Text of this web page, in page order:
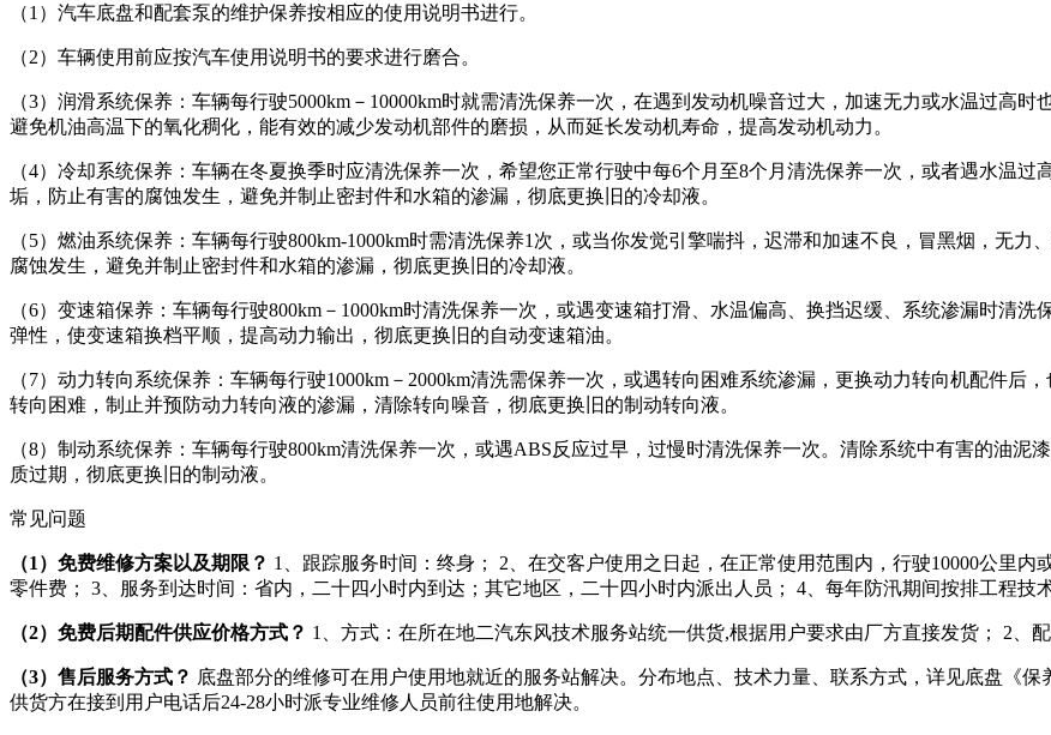
（1）汽车底盘和配套泵的维护保养按相应的使用说明书进行。
（2）车辆使用前应按汽车使用说明书的要求进行磨合。
（3）润滑系统保养：车辆每行驶5000km－10000km时就需清洗保养一次，在遇到发动机噪音过大，加速无力或水温过高
避免机油高温下的氧化稠化，能有效的减少发动机部件的磨损，从而延长发动机寿命，提高发动机动力。
（4）冷却系统保养：车辆在冬夏换季时应清洗保养一次，希望您正常行驶中每6个月至8个月清洗保养一次，或者遇水温
垢，防止有害的腐蚀发生，避免并制止密封件和水箱的渗漏，彻底更换旧的冷却液。
（5）燃油系统保养：车辆每行驶800km-1000km时需清洗保养1次，或当你发觉引擎喘抖，迟滞和加速不良，冒黑烟，无
腐蚀发生，避免并制止密封件和水箱的渗漏，彻底更换旧的冷却液。
（6）变速箱保养：车辆每行驶800km－1000km时清洗保养一次，或遇变速箱打滑、水温偏高、换挡迟缓、系统渗漏时清
弹性，使变速箱换档平顺，提高动力输出，彻底更换旧的自动变速箱油。
（7）动力转向系统保养：车辆每行驶1000km－2000km清洗需保养一次，或遇转向困难系统渗漏，更换动力转向机配件
转向困难，制止并预防动力转向液的渗漏，清除转向噪音，彻底更换旧的制动转向液。
（8）制动系统保养：车辆每行驶800km清洗保养一次，或遇ABS反应过早，过慢时清洗保养一次。清除系统中有害的油
质过期，彻底更换旧的制动液。
常见问题
（1）免费维修方案以及期限？ 1、跟踪服务时间：终身； 2、在交客户使用之日起，在正常使用范围内，行驶10000公里
零件费； 3、服务到达时间：省内，二十四小时内到达；其它地区，二十四小时内派出人员； 4、每年防汛期间按排工程技
（2）免费后期配件供应价格方式？ 1、方式：在所在地二汽东风技术服务站统一供货,根据用户要求由厂方直接发货； 2、
（3）售后服务方式？ 底盘部分的维修可在用户使用地就近的服务站解决。分布地点、技术力量、联系方式，详见底盘《
供货方在接到用户电话后24-28小时派专业维修人员前往使用地解决。